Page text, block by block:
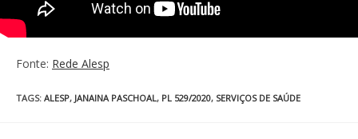
Fonte: Rede Alesp
TAGS: ALESP, JANAINA PASCHOAL, PL 529/2020, SERVIÇOS DE SAÚDE